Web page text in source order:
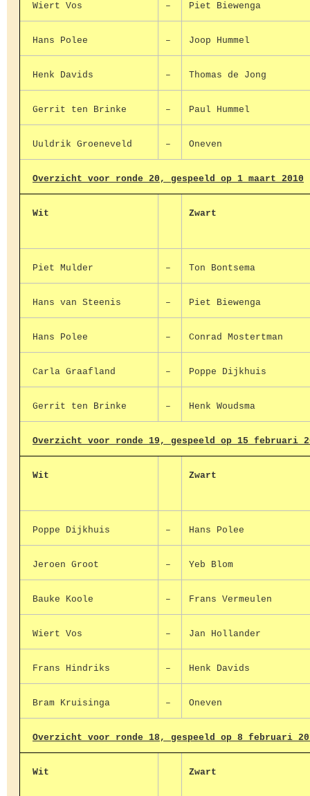
Wiert Vos – Piet Biewenga
Hans Polee – Joop Hummel
Henk Davids – Thomas de Jong
Gerrit ten Brinke – Paul Hummel
Uuldrik Groeneveld – Oneven
Overzicht voor ronde 20, gespeeld op 1 maart 2010
Wit Zwart
Piet Mulder – Ton Bontsema
Hans van Steenis – Piet Biewenga
Hans Polee – Conrad Mostertman
Carla Graafland – Poppe Dijkhuis
Gerrit ten Brinke – Henk Woudsma
Overzicht voor ronde 19, gespeeld op 15 februari
Wit Zwart
Poppe Dijkhuis – Hans Polee
Jeroen Groot – Yeb Blom
Bauke Koole – Frans Vermeulen
Wiert Vos – Jan Hollander
Frans Hindriks – Henk Davids
Bram Kruisinga – Oneven
Overzicht voor ronde 18, gespeeld op 8 februari
Wit Zwart